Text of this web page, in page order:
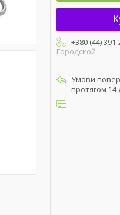
+380 (44)
Городской
протягом 14